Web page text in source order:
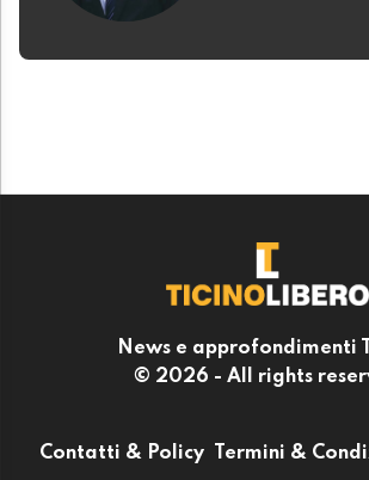
News e approfondimenti
© 2026 - All rights
Contatti & Policy Termini &